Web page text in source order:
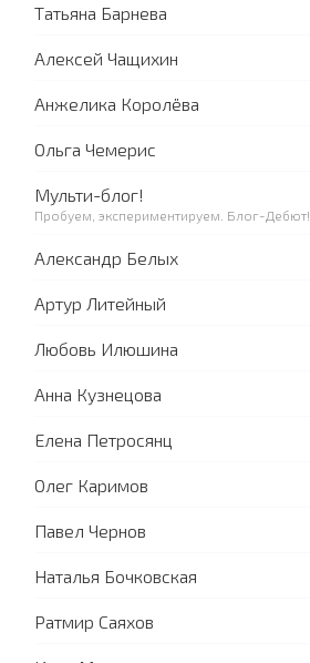
Татьяна Барнева
Алексей Чащихин
Анжелика Королёва
Ольга Чемерис
Мульти-блог!
Пробуем, экспериментируем. Блог-Дебют!
Александр Белых
Артур Литейный
Любовь Илюшина
Анна Кузнецова
Елена Петросянц
Олег Каримов
Павел Чернов
Наталья Бочковская
Ратмир Саяхов